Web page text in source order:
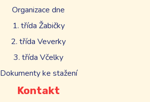
Organizace dne
1. třída Žabičky
2. třída Veverky
3. třída Včelky
Dokumenty ke stažení
Kontakt